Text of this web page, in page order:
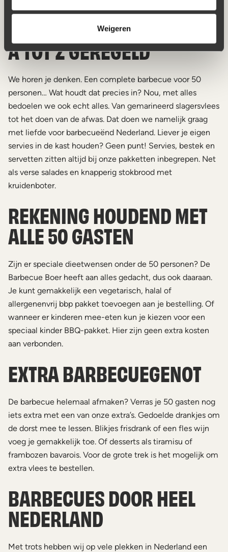
Weigeren
COMPLETE BARBECUE VAN
A TOT Z GEREGELD
We horen je denken. Een complete barbecue voor 50
personen… Wat houdt dat precies in? Nou, met alles
bedoelen we ook echt alles. Van gemarineerd slagersvlees
tot het doen van de afwas. Dat doen we namelijk graag
met liefde voor barbecueënd Nederland. Liever je eigen
servies in de kast houden? Geen punt! Servies, bestek en
servetten zitten altijd bij onze pakketten inbegrepen. Net
als verse salades en knapperig stokbrood met
kruidenboter.
REKENING HOUDEND MET
ALLE 50 GASTEN
Zijn er speciale dieetwensen onder de 50 personen? De
Barbecue Boer heeft aan alles gedacht, dus ook daaraan.
Je kunt gemakkelijk een vegetarisch, halal of
allergenenvrij bbp pakket toevoegen aan je bestelling. Of
wanneer er kinderen mee-eten kun je kiezen voor een
speciaal kinder BBQ-pakket. Hier zijn geen extra kosten
aan verbonden.
EXTRA BARBECUEGENOT
De barbecue helemaal afmaken? Verras je 50 gasten nog
iets extra met een van onze extra’s. Gedoelde drankjes om
de dorst mee te lessen. Blikjes frisdrank of een fles wijn
voeg je gemakkelijk toe. Of desserts als tiramisu of
frambozen bavarois. Voor de grote trek is het mogelijk om
extra vlees te bestellen.
BARBECUES DOOR HEEL
NEDERLAND
Met trots hebben wij op vele plekken in Nederland een